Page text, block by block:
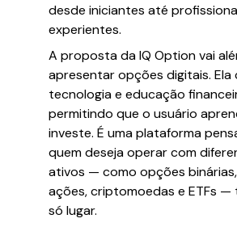
desde iniciantes até
experientes.
A proposta da IQ Option vai
apresentar opções digitais. Ela
tecnologia e educação
permitindo que o usuário
investe. É uma plataforma
quem deseja operar com
ativos — como opções
ações, criptomoedas e ETFs —
só lugar.